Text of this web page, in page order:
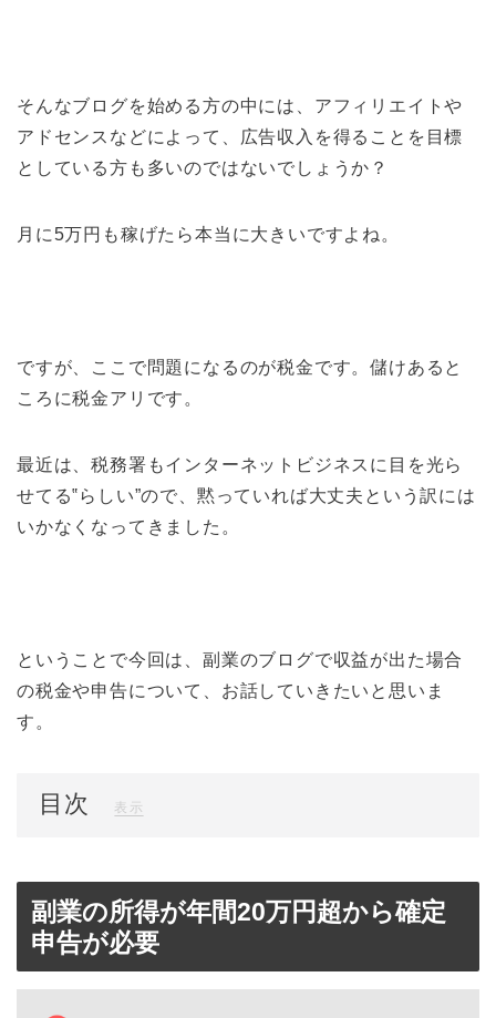
そんなブログを始める方の中には、アフィリエイトや
アドセンスなどによって、広告収入を得ることを目標
としている方も多いのではないでしょうか？
月に5万円も稼げたら本当に大きいですよね。
ですが、ここで問題になるのが税金です。儲けあると
ころに税金アリです。
最近は、税務署もインターネットビジネスに目を光ら
せてる‟らしい”ので、黙っていれば大丈夫という訳には
いかなくなってきました。
ということで今回は、副業のブログで収益が出た場合
の税金や申告について、お話していきたいと思いま
す。
目次 表示
副業の所得が年間20万円超から確定
申告が必要